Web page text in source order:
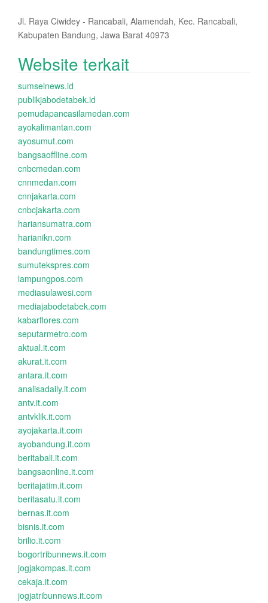
Jl. Raya Ciwidey - Rancabali, Alamendah, Kec. Rancabali,
Kabupaten Bandung, Jawa Barat 40973
Website terkait
sumselnews.id
publikjabodetabek.id
pemudapancasilamedan.com
ayokalimantan.com
ayosumut.com
bangsaoffline.com
cnbcmedan.com
cnnmedan.com
cnnjakarta.com
cnbcjakarta.com
hariansumatra.com
harianikn.com
bandungtimes.com
sumutekspres.com
lampungpos.com
mediasulawesi.com
mediajabodetabek.com
kabarflores.com
seputarmetro.com
aktual.it.com
akurat.it.com
antara.it.com
analisadaily.it.com
antv.it.com
antvklik.it.com
ayojakarta.it.com
ayobandung.it.com
beritabali.it.com
bangsaonline.it.com
beritajatim.it.com
beritasatu.it.com
bernas.it.com
bisnis.it.com
brilio.it.com
bogortribunnews.it.com
jogjakompas.it.com
cekaja.it.com
jogjatribunnews.it.com